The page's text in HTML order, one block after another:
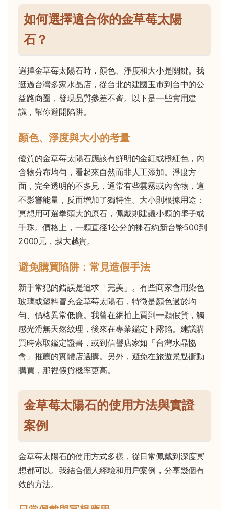
如何選擇適合你的金草莓太陽
石？
選擇金草莓太陽石時，顏色、淨度和大小是關鍵。我
逛過台灣多家水晶店，從台北的建國玉市到台中的公
益路商圈，發現品質參差不齊。以下是一些實用建
議，幫你避開陷阱。
顏色、淨度與大小的考量
優質的金草莓太陽石應該有鮮明的金紅或橙紅色，內
含物分布均勻，看起來自然而非人工添加。淨度方
面，完全透明的不多見，通常有些雲霧或內含物，這
不影響能量，反而增加了獨特性。大小則根據用途：
冥想用可選拳頭大的原石，佩戴則建議小顆的墜子或
手珠。價格上，一顆直徑1公分的裸石約新台幣500到
2000元，越大越貴。
避免購買陷阱：常見造假手法
新手常犯的錯誤是追求「完美」。有些商家會用染色
玻璃或塑料冒充金草莓太陽石，特徵是顏色過於均
勻、價格異常低廉。我曾在網拍上買到一顆假貨，觸
感光滑無天然紋理，後來在專業鑑定下露餡。建議購
買時索取鑑定證書，或到信譽店家如「台灣水晶協
會」推薦的實體店選購。另外，避免在旅遊景點衝動
購買，那裡假貨機率更高。
金草莓太陽石的使用方法與實證
案例
金草莓太陽石的使用方式多樣，從日常佩戴到深度冥
想都可以。我結合個人經驗和用戶案例，分享幾個有
效的方法。